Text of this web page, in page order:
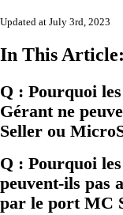
Updated at July 3rd, 2023
In This Article:
Q : Pourquoi
Gérant ne
Seller ou
Q : Pourquoi
peuvent-ils pas
par le port MC